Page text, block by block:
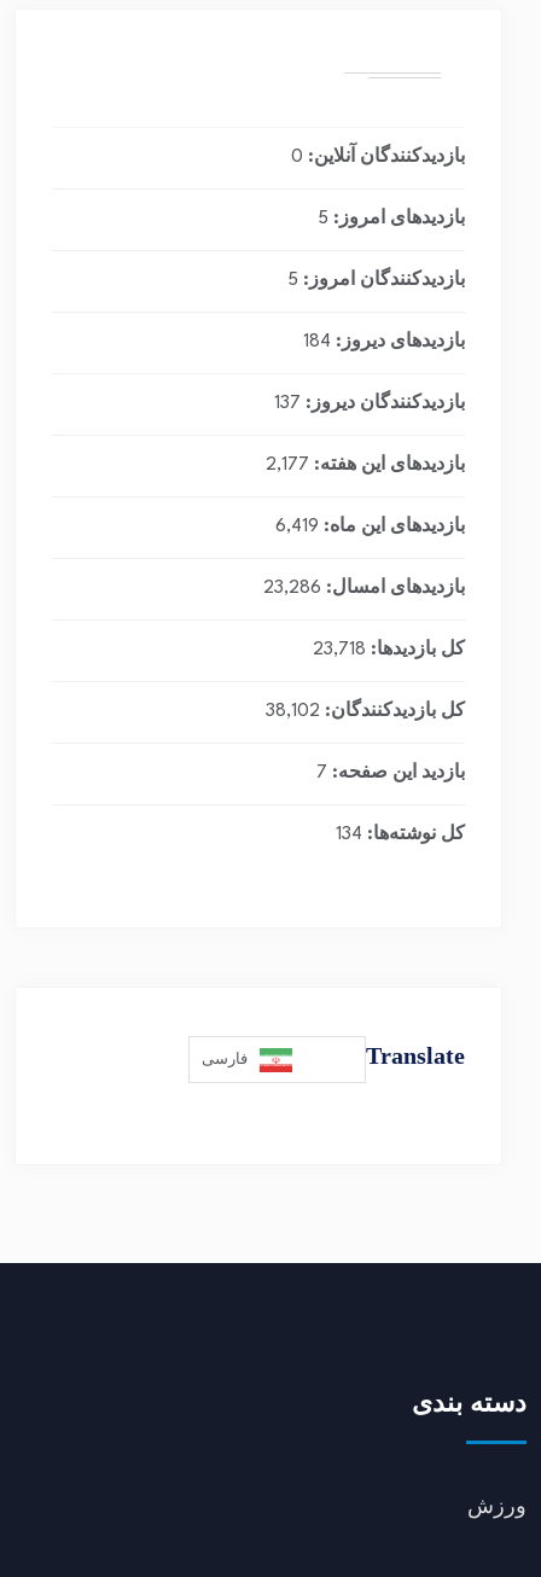
بازدیدکنندگان آنلاین: 0
بازدیدهای امروز: 5
بازدیدکنندگان امروز: 5
بازدیدهای دیروز: 184
بازدیدکنندگان دیروز: 137
بازدیدهای این هفته: 2,177
بازدیدهای این ماه: 6,419
بازدیدهای امسال: 23,286
کل بازدیدها: 23,718
کل بازدیدکنند‌گان: 38,102
بازدید این صفحه: 7
کل نوشته‌ها: 134
Translate فارسی
دسته بندی
ورزش